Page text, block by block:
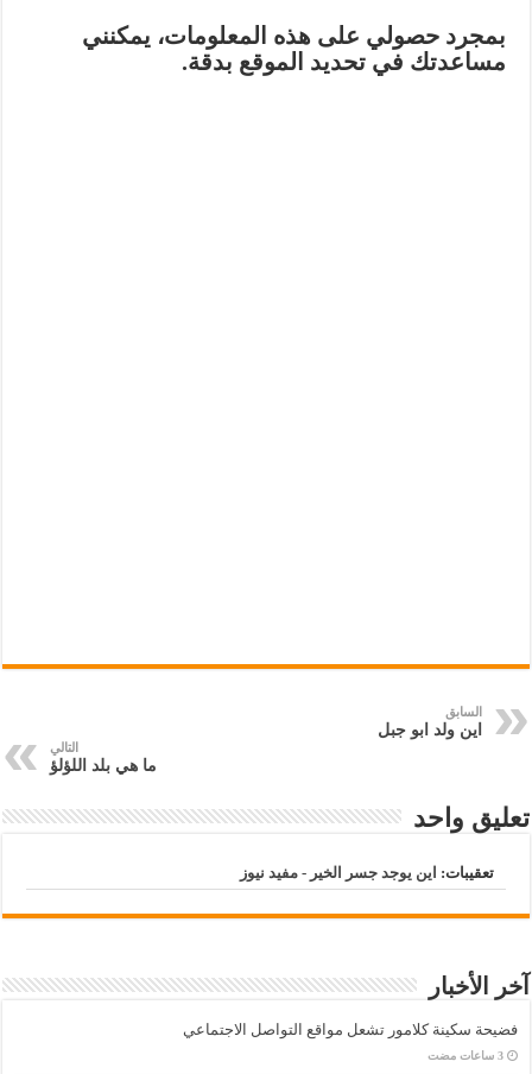
بمجرد حصولي على هذه المعلومات، يمكنني
مساعدتك في تحديد الموقع بدقة.
السابق
اين ولد ابو جبل
التالي
ما هي بلد اللؤلؤ
تعليق واحد
تعقيبات: اين يوجد جسر الخير - مفيد نيوز
آخر الأخبار
فضيحة سكينة كلامور تشعل مواقع التواصل الاجتماعي
‏3 ساعات مضت